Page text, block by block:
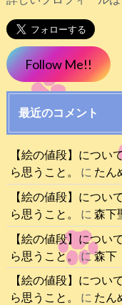
Follow Me!!
最近のコメント
【絵の値段】につい
ら思うこと。
に たん
【絵の値段】につい
ら思うこと。
に 森下
【絵の値段】につい
ら思うこと。に森
【絵の値段】につい
ら思うこと。
に たん